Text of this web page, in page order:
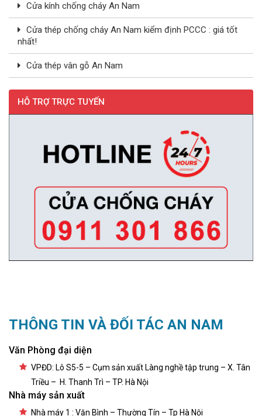
Cửa kính chống cháy An Nam
Cửa thép chống cháy An Nam kiểm định PCCC : giá tốt
nhất!
Cửa thép vân gỗ An Nam
HỖ TRỢ TRỰC TUYẾN
THÔNG TIN VÀ ĐỐI TÁC AN NAM
Văn Phòng đại diện
VPĐD: Lô S5-5 – Cụm sản xuất Làng nghề tập trung – X. Tân
Triều – H. Thanh Trì – TP. Hà Nội
Nhà máy sản xuất
Nhà máy 1 : Văn Bình – Thường Tín – Tp Hà Nội